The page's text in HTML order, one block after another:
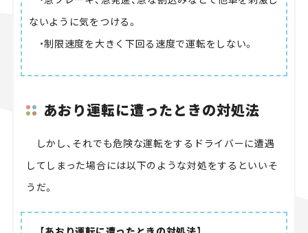
ないように気をつける。
・制限速度を大きく下回る速度で運転をしない。
あおり運転に遭ったときの対処法
しかし、それでも危険な運転をするドライバーに遭遇
してしまった場合には以下のような対処をするといいそ
うだ。